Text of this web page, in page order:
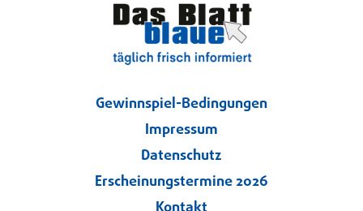
Gewinnspiel-Bedingungen
Impressum
Datenschutz
Erscheinungstermine 2026